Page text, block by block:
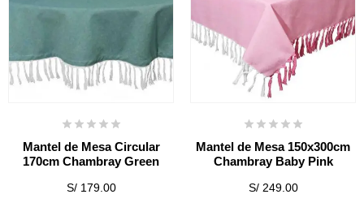
Mantel de Mesa Circular
170cm Chambray Green
S/179.00
Mantel de Mesa 150x300cm
Chambray Baby Pink
S/249.00